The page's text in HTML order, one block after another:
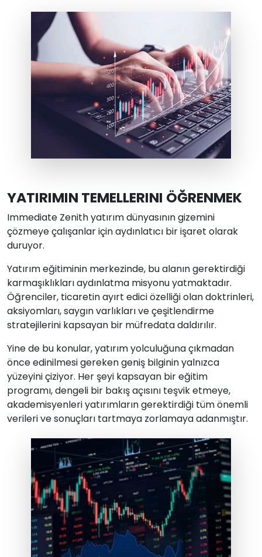
YATIRIMIN TEMELLERINI ÖĞRENMEK
Immediate Zenith yatırım dünyasının gizemini
çözmeye çalışanlar için aydınlatıcı bir işaret olarak
duruyor.
Yatırım eğitiminin merkezinde, bu alanın gerektirdiği
karmaşıklıkları aydınlatma misyonu yatmaktadır.
Öğrenciler, ticaretin ayırt edici özelliği olan doktrinleri,
aksiyomları, saygın varlıkları ve çeşitlendirme
stratejilerini kapsayan bir müfredata daldırılır.
Yine de bu konular, yatırım yolculuğuna çıkmadan
önce edinilmesi gereken geniş bilginin yalnızca
yüzeyini çiziyor. Her şeyi kapsayan bir eğitim
programı, dengeli bir bakış açısını teşvik etmeye,
akademisyenleri yatırımların gerektirdiği tüm önemli
verileri ve sonuçları tartmaya zorlamaya adanmıştır.